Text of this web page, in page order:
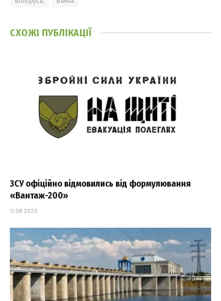
СХОЖІ ПУБЛІКАЦІЇ
ЗСУ офіційно відмовились від формулювання
«Вантаж-200»
11.08.2022